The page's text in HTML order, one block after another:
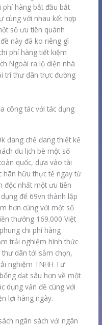
phí hàng bắt đầu bắt
cùng với nhau kết hợp
số ưu tiên quánh
này đã ko riêng gì
phí hàng tiết kiệm
Ngoài ra lộ diện nhà
trí thư dãn trực đường
công tác với tác dụng
đang chế đang thiết kế
du lịch bè một số
quốc, dựa vào tài
hãn hữu thực tế ngay từ
độc nhất một ưu tiên
để 69vn thành lập
hơn cùng với một số
thưởng 169.000 Việt
chi phí hàng
trải nghiệm hình thức
dãn tới sắm chọn,
nghiệm TNHH Tư
dạt sâu hơn về một
dụng vấn đề cùng với
lợi hàng ngày.
ngân sách với ngân